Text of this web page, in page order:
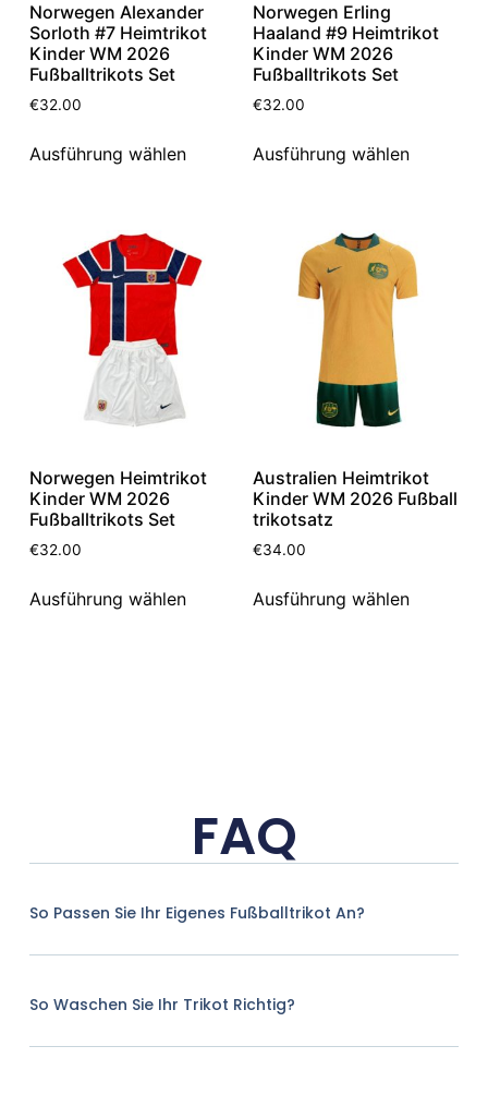
Norwegen Alexander
Sorloth #7 Heimtrikot
Kinder WM 2026
Fußballtrikots Set
€32.00
Ausführung wählen
Norwegen Erling
Haaland #9 Heimtrikot
Kinder WM 2026
Fußballtrikots Set
€32.00
Ausführung wählen
Norwegen Heimtrikot
Kinder WM 2026
Fußballtrikots Set
€32.00
Ausführung wählen
Australien Heimtrikot
Kinder WM 2026 Fußball
trikotsatz
€34.00
Ausführung wählen
FAQ
So Passen Sie Ihr Eigenes Fußballtrikot An?
So Waschen Sie Ihr Trikot Richtig?